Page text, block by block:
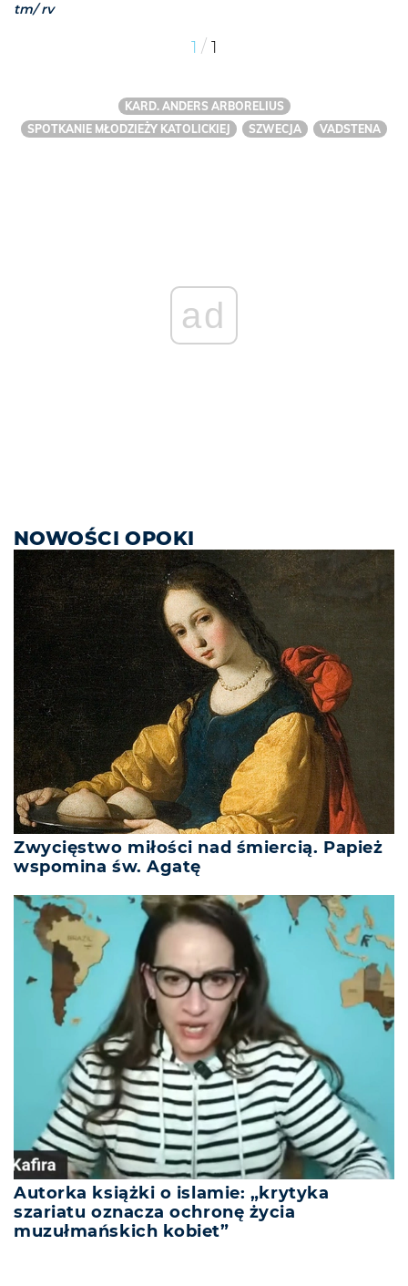
tm/ rv
1 / 1
KARD. ANDERS ARBORELIUS
SPOTKANIE MŁODZIEŻY KATOLICKIEJ
SZWECJA VADSTENA
ad
NOWOŚCI OPOKI
Zwycięstwo miłości nad śmiercią. Papież
wspomina św. Agatę
Autorka książki o islamie: „krytyka
szariatu oznacza ochronę życia
muzułmańskich kobiet”